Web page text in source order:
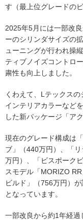
す（最上位グレードの
2025年5月には一部改
ーのシリンダサイズの
ューニングが行われ操
ティブノイズコントロ
粛性も向上しました。
くわえて、Lテックス
インテリアカラーなど
した新パッケージ「ア
現在のグレード構成は
ブ」（440万円）、「
万円）、「ビスポーク
スモデル「MORIZO
ビルド」（756万円）
となっています。
一部改良から約1年経過